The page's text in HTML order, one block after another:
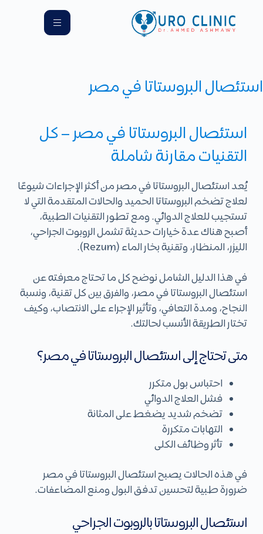
استئصال البروستاتا في مصر
استئصال البروستاتا في مصر – كل
التقنيات مقارنة شاملة
يُعداستئصال البروستاتا في مصرمن أكثر الإجراءات شيوعًا
لعلاج تضخم البروستاتا الحميد والحالات المتقدمة التي لا
تستجيب للعلاج الدوائي. ومع تطور التقنيات الطبية،
أصبح هناك عدة خيارات حديثة تشمل الروبوت الجراحي،
الليزر، المنظار، وتقنية بخار الماء (Rezum).
في هذا الدليل الشامل نوضح كل ما تحتاج معرفته عن
استئصال البروستاتا في مصر، والفرق بين كل تقنية، ونسبة
النجاح، ومدة التعافي، وتأثير الإجراء على الانتصاب، وكيف
تختار الطريقة الأنسب لحالتك.
متى تحتاج إلى استئصال البروستاتا في مصر؟
احتباس بول متكرر
فشل العلاج الدوائي
تضخم شديد يضغط على المثانة
التهابات متكررة
تأثر وظائف الكلى
في هذه الحالات يصبح استئصال البروستاتا في مصر
ضرورة طبية لتحسين تدفق البول ومنع المضاعفات.
استئصال البروستاتا بالروبوت الجراحي